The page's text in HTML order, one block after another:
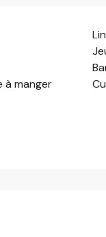
à manger